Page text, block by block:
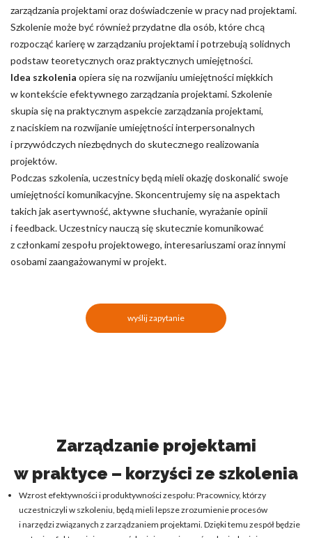
zarządzania projektami oraz doświadczenie w pracy nad projektami.
Szkolenie może być również przydatne dla osób, które chcą
rozpocząć karierę w zarządzaniu projektami i potrzebują solidnych
podstaw teoretycznych oraz praktycznych umiejętności.
Idea szkolenia opiera się na rozwijaniu umiejętności miękkich
w kontekście efektywnego zarządzania projektami. Szkolenie
skupia się na praktycznym aspekcie zarządzania projektami,
z naciskiem na rozwijanie umiejętności interpersonalnych
i przywódczych niezbędnych do skutecznego realizowania
projektów.
Podczas szkolenia, uczestnicy będą mieli okazję doskonalić swoje
umiejętności komunikacyjne. Skoncentrujemy się na aspektach
takich jak asertywność, aktywne słuchanie, wyrażanie opinii
i feedback. Uczestnicy nauczą się skutecznie komunikować
z członkami zespołu projektowego, interesariuszami oraz innymi
osobami zaangażowanymi w projekt.
wyślij zapytanie
Zarządzanie projektami
w praktyce – korzyści ze szkolenia
Wzrost efektywności i produktywności zespołu: Pracownicy, którzy
uczestniczyli w szkoleniu, będą mieli lepsze zrozumienie procesów
i narzędzi związanych z zarządzaniem projektami. Dzięki temu zespół będzie